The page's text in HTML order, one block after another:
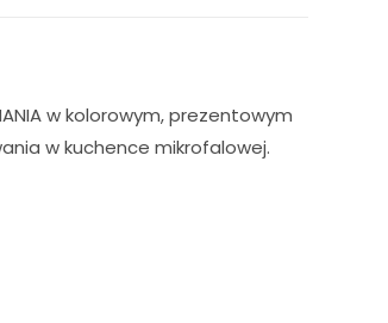
w kolorowym, prezentowym
w kuchence mikrofalowej.